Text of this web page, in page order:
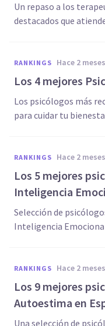
Un repaso a los
destacados que
RANKINGS hace 2 meses
Los 4 mejores
Los psicólogos más
para cuidar tu
RANKINGS hace 2 meses
Los 5 mejores
Inteligencia
Selección de
Inteligencia
RANKINGS hace 2 meses
Los 9 mejores
Autoestima en
Una selección de